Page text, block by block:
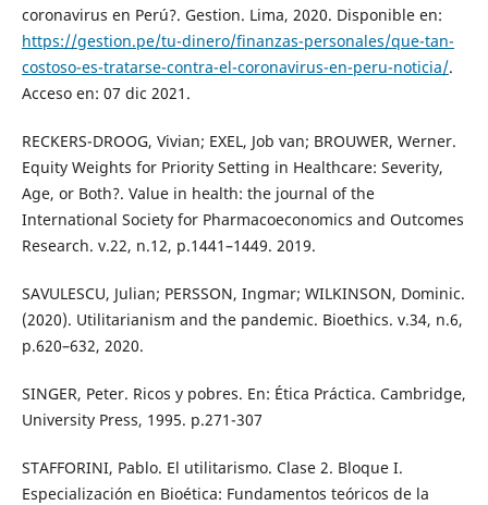
coronavirus en Perú?. Gestion. Lima, 2020. Disponible en:
https://gestion.pe/tu-dinero/finanzas-personales/que-tan-
costoso-es-tratarse-contra-el-coronavirus-en-peru-noticia/.
Acceso en: 07 dic 2021.
RECKERS-DROOG, Vivian; EXEL, Job van; BROUWER, Werner.
Equity Weights for Priority Setting in Healthcare: Severity,
Age, or Both?. Value in health: the journal of the
International Society for Pharmacoeconomics and Outcomes
Research. v.22, n.12, p.1441–1449. 2019.
SAVULESCU, Julian; PERSSON, Ingmar; WILKINSON, Dominic.
(2020). Utilitarianism and the pandemic. Bioethics. v.34, n.6,
p.620–632, 2020.
SINGER, Peter. Ricos y pobres. En: Ética Práctica. Cambridge,
University Press, 1995. p.271-307
STAFFORINI, Pablo. El utilitarismo. Clase 2. Bloque I.
Especialización en Bioética: Fundamentos teóricos de la